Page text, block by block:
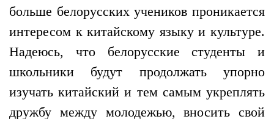
больше белорусских учеников проникается
интересом к китайскому языку и культуре.
Надеюсь, что белорусские студенты и
школьники будут продолжать упорно
изучать китайский и тем самым укреплять
дружбу между молодежью, вносить свой